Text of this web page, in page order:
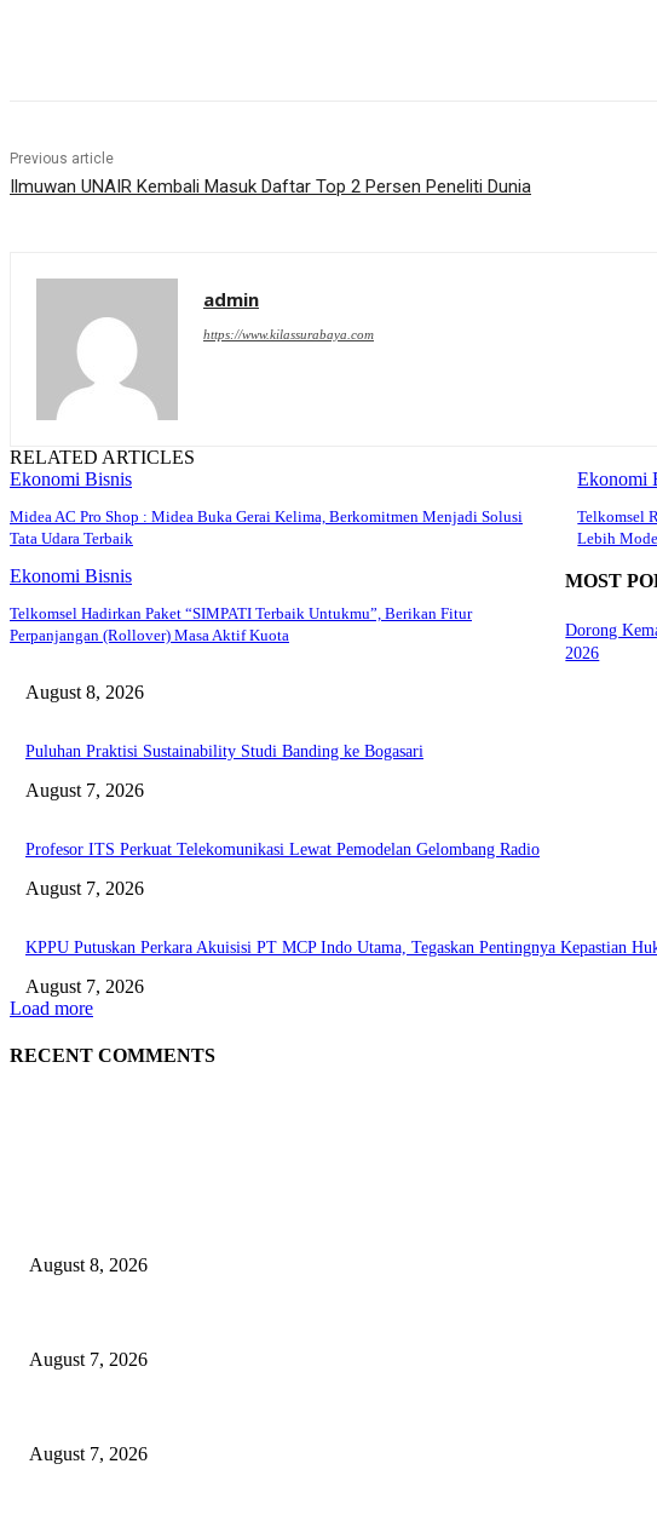
Previous article
Ilmuwan UNAIR Kembali Masuk Daftar Top 2 Persen Peneliti Dunia
admin
https://www.kilassurabaya.com
RELATED ARTICLES
Ekonomi Bisnis
Midea AC Pro Shop : Midea Buka Gerai Kelima, Berkomitmen Menjadi Solusi
Tata Udara Terbaik
Ekonomi
Telkomsel
Lebih
Ekonomi Bisnis
Telkomsel Hadirkan Paket “SIMPATI Terbaik Untukmu”, Berikan Fitur
Perpanjangan (Rollover) Masa Aktif Kuota
MOST
Dorong
2026
August 8, 2026
Puluhan Praktisi Sustainability Studi Banding ke Bogasari
August 7, 2026
Profesor ITS Perkuat Telekomunikasi Lewat Pemodelan Gelombang Radio
August 7, 2026
KPPU Putuskan Perkara Akuisisi PT MCP Indo Utama, Tegaskan Pentingnya Kepastian
August 7, 2026
Load more
RECENT COMMENTS
August 8, 2026
August 7, 2026
August 7, 2026